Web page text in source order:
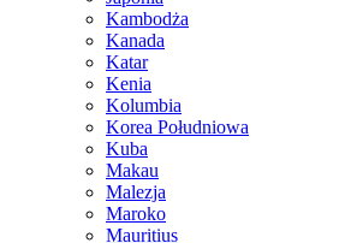
Kambodża
Kanada
Katar
Kenia
Kolumbia
Korea Południowa
Kuba
Makau
Malezja
Maroko
Mauritius